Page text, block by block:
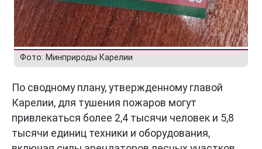
Фото: Минприроды Карелии
По сводному плану, утвержденному главой
Карелии, для тушения пожаров могут
привлекаться более 2,4 тысячи человек и 5,8
тысячи единиц техники и оборудования,